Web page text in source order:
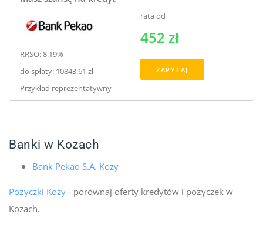
RRSO: 8.19%
do spłaty: 10843.61 zł
Przykład reprezentatywny
rata od
452 zł
ZAPYTAJ
Banki w Kozach
Bank Pekao S.A. Kozy
Pożyczki Kozy- porównaj oferty kredytów i pożyczek w
Kozach.